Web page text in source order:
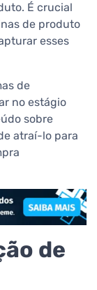
É crucial
de produto
esses
de
no estágio
sobre
atraí-lo para
de